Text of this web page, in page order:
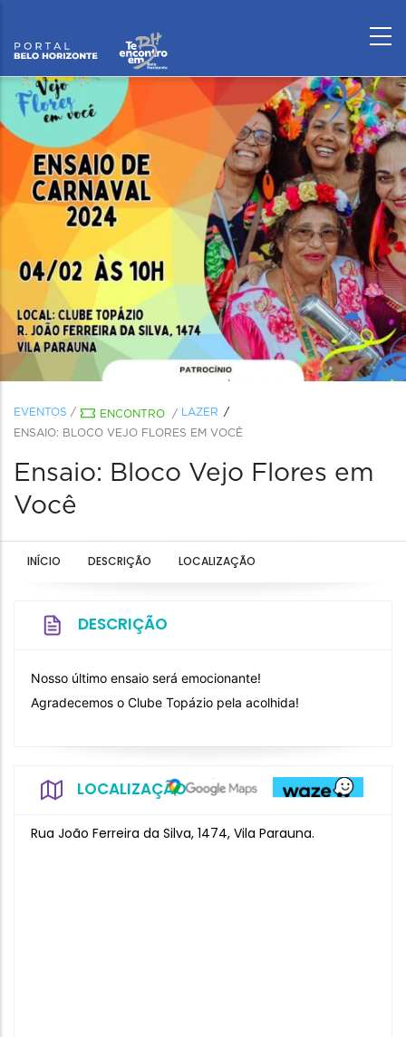
EVENTOS / ENCONTRO /
LAZER
ENSAIO: BLOCO VEJO FLORES EM VOCÊ
Ensaio: Bloco Vejo Flores em
Você
INÍCIO DESCRIÇÃO LOCALIZAÇÃO
DESCRIÇÃO
Nosso último ensaio será emocionante!
Agradecemos o Clube Topázio pela acolhida!
LOCALIZAÇÃO
Rua João Ferreira da Silva, 1474, Vila Parauna.